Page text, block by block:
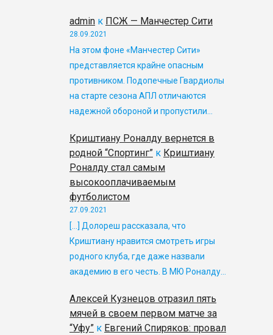
admin к ПСЖ — Манчестер Сити
28.09.2021
На этом фоне «Манчестер Сити»
представляется крайне опасным
противником. Подопечные Гвардиолы
на старте сезона АПЛ отличаются
надежной обороной и пропустили…
Криштиану Роналду вернется в
родной “Спортинг” к Криштиану
Роналду стал самым
высокооплачиваемым
футболистом
27.09.2021
[…] Долореш рассказала, что
Криштиану нравится смотреть игры
родного клуба, где даже назвали
академию в его честь. В МЮ Роналду…
Алексей Кузнецов отразил пять
мячей в своем первом матче за
“Уфу” к Евгений Спиряков: провал